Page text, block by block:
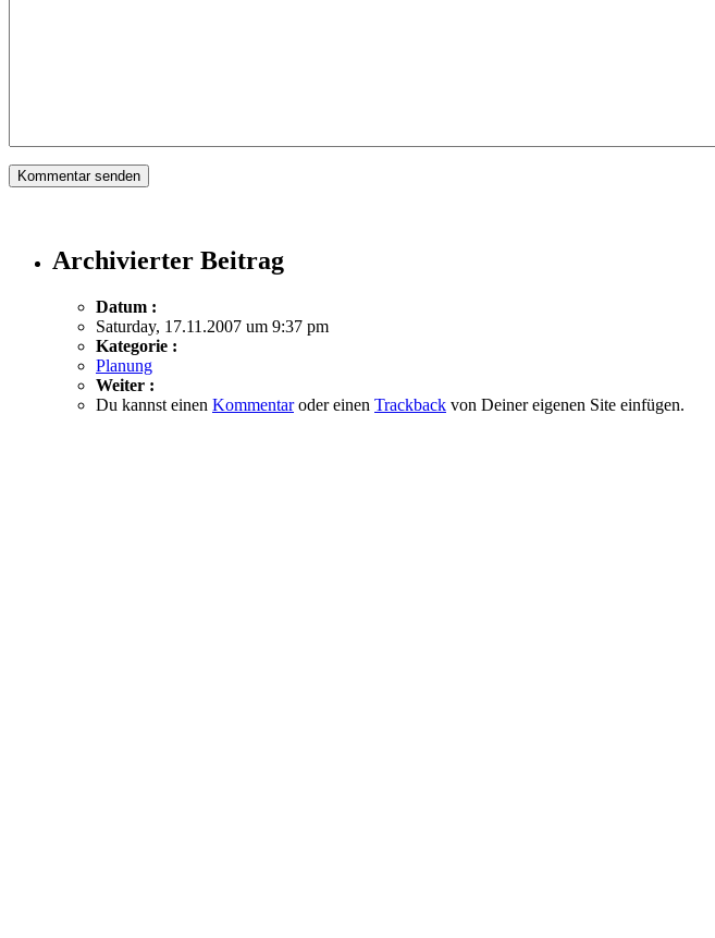
Archivierter Beitrag
Datum :
Saturday, 17.11.2007 um 9:37 pm
Kategorie :
Planung
Weiter :
Du kannst einen Kommentaroder einen Trackback von Deiner eigenen Site einfügen.